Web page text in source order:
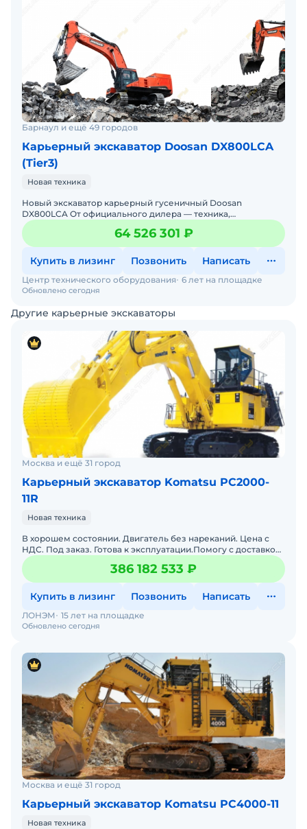
Барнаул и ещё 49 городов
Карьерный экскаватор Doosan DX800LCA
(Tier3)
Новая техника
Новый экскаватор карьерный гусеничный Doosan
DX800LCA От официального дилера — техника,
проверенная временем, с гарантиями и полным
обслуживанием! Производ64 526 301 ₽
Купить в лизинг Позвонить Написать
Обновлено сегодня
Центр технического оборудования 6 лет на площадке
Другие карьерные экскаваторы
Москва и ещё 31 город
Карьерный экскаватор Komatsu PC2000-
11R
Новая техника
В хорошем состоянии. Двигатель без нареканий. Цена с
НДС. Под заказ. Готова к эксплуатации.Помогу с доставкой.
Гарантия 12 месяцев. Не требует вложений. Полная
386 182 533 ₽
Купить в лизинг Позвонить Написать
Обновлено сегодня
ЛОНЭМ 15 лет на площадке
Москва и ещё 31 город
Карьерный экскаватор Komatsu PC4000-11
Новая техника